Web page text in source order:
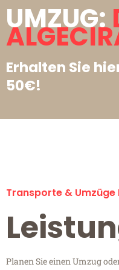
UMZUG:
Erhalten Sie
50€!
Transporte &
Planen Sie einen Umzug